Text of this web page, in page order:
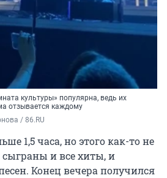
культуры» популярна, ведь их
отзывается каждому
/ 86.RU
1,5 часа, но этого как-то не
и все хиты, и
Конец вечера получился